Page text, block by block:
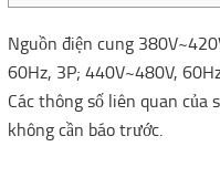
Nguồn điện cung
60Hz, 3P; 440V~480V,
Các thông số liên quan của
không cần báo trước.